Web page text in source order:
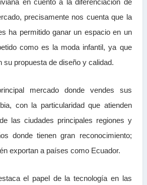
en cuento a la diferenciación de
precisamente nos cuenta que la
ha permitido ganar un espacio en un
como es la moda infantil, ya que
su propuesta de diseño y calidad.
mercado donde vendes sus
con la particularidad que atienden
las ciudades principales regiones y
donde tienen gran reconocimiento;
exportan a países como Ecuador.
el papel de la tecnología en las